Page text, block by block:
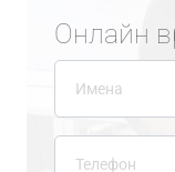
Онлайн